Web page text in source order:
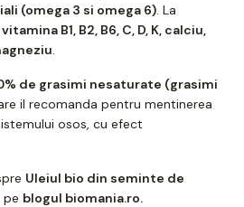
(omega 3 si omega 6). La
vitamina B1, B2, B6, C, D, K, calciu,
.
de grasimi nesaturate (grasimi
il recomanda pentru mentinerea
osos, cu efect
Uleiul bio din seminte de
pe blogul biomania.ro.